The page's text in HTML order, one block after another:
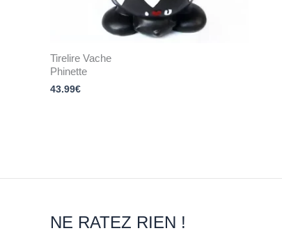
Tirelire Vache
Phinette
43.99€
NE RATEZ RIEN !